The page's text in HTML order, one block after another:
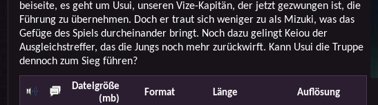
beiseite, es geht um Usui, unseren Vize-Kapitän, der jetzt gezwungen ist, die
Führung zu übernehmen. Doch er traut sich weniger zu als Mizuki, was das
Gefüge des Spiels durcheinander bringt. Noch dazu gelingt Keiou der
Ausgleichstreffer, das die Jungs noch mehr zurückwirft. Kann Usui die Truppe
dennoch zum Sieg führen?
Dateigröße
(mb)
Format Länge Auflösung